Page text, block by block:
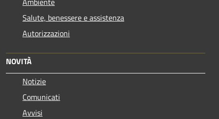
Salute, benessere e assistenza
Autorizzazioni
NOVITÀ
Notizie
Comunicati
Avvisi